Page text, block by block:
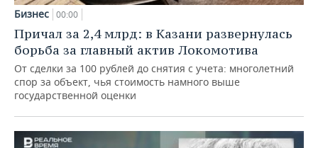
Бизнес 00:00
Причал за 2,4 млрд: в Казани развернулась
борьба за главный актив Локомотива
От сделки за 100 рублей до снятия с учета: многолетний
спор за объект, чья стоимость намного выше
государственной оценки